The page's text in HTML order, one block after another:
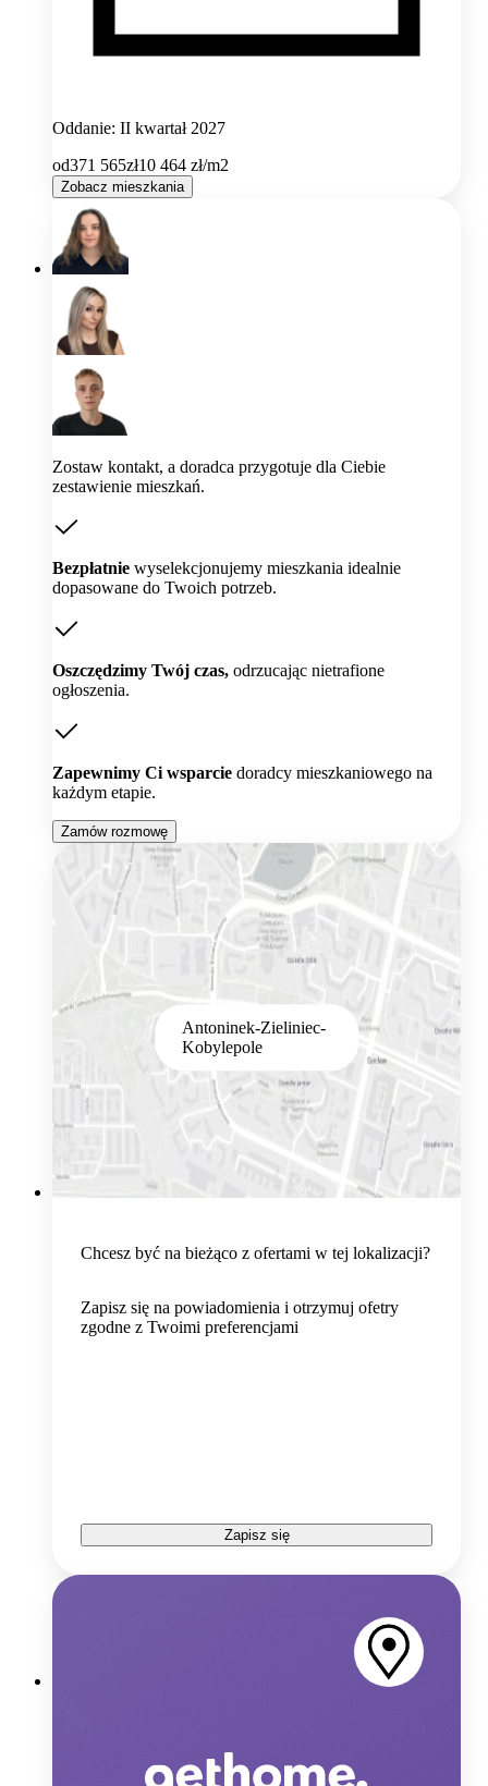
Oddanie: II kwartał 2027
od371 565zł10 464 zł/m2
Zobacz mieszkania
Zostaw kontakt, a doradca przygotuje dla Ciebie
zestawienie mieszkań.
Bezpłatnie wyselekcjonujemy mieszkania idealnie
dopasowane do Twoich potrzeb.
Oszczędzimy Twój czas, odrzucając nietrafione
ogłoszenia.
Zapewnimy Ci wsparcie doradcy mieszkaniowego na
każdym etapie.
Zamów rozmowę
Antoninek-Zieliniec-
Kobylepole
Chcesz być na bieżąco z ofertami w tej lokalizacji?
Zapisz się na powiadomienia i otrzymuj ofetry
zgodne z Twoimi preferencjami
Zapisz się